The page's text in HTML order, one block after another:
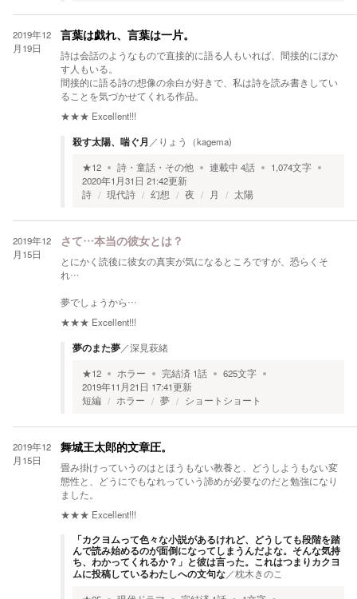
2019年12
月19日
言葉は戯れ、言葉は一片。
詩は会話のようなもので直接的に語る人もいれば、間接的にぼか
す人もいる。
間接的に語る詩の想像の余白が好きで、私は詩を読み書きしてい
ることを気づかせてくれる作品。
★★★ Excellent!!!
殺す太陽、喘ぐ月 ／ りょう（kagema)
★12 詩・童話・その他 連載中 4話 1,074文字
2020年1月31日 21:42更新
詩
現代詩 幻想 夜 月 太陽
2019年12
月15日
さて…本当の彼女とは？
とにかく読後に彼女の真実が気になるところですが、恐らくそ
れ…
夢でしょうから…
★★★ Excellent!!!
夢のまた夢／深見萩緒
★12 ホラー 完結済 1話 625文字
2019年11月21日 17:41更新
短編
ホラー 夢 ショートショート
2019年12
月15日
舞城王太郎的文章圧。
畳み掛けっていうのはとほうもない教養と、どうしようもない変
態性と、どうにでもなれっていう諦めが必要なのだと勉強になり
ました。
★★★ Excellent!!!
「カクヨムって色々な小説があるけれど、どうしても段階を踏
んで読み始めるのが面倒になってしまうんだよな。そんな気持
ち、わかってくれるか？」と彼は言った。これはつまりカクヨ
ムに投稿しているわたしへの文句な／枕木きのこ